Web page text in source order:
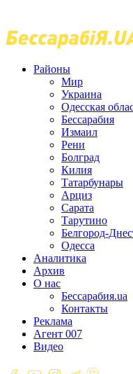
Районы
Мир
Украина
Одесская
Бессарабия
Измаил
Рени
Болград
Килия
Татарбунары
Арциз
Сарата
Тарутино
Белгород-
Одесса
Аналитика
Архив
О нас
Бессарабия.ua
Контакты
Реклама
Агент 007
Видео